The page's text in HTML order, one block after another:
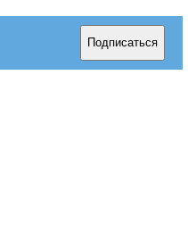
Подписаться